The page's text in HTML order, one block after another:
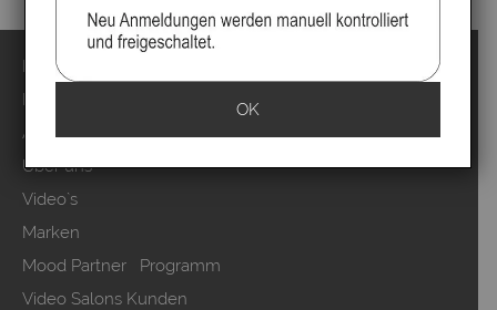
Impressum
Kontakt
Anmelden
Über uns
Video`s
Marken
Mood Partner Programm
Video Salons Kunden
OK